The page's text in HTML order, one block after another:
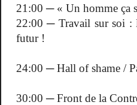
21:00 ─ « Un homme ça
22:00 ─ Travail sur soi :
futur !
24:00 ─ Hall of shame /
30:00 ─ Front de la